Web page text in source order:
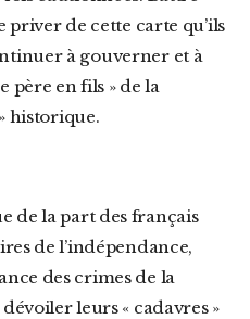
priver de cette carte qu’ils
à gouverner et à
père en fils » de la
historique.
de l’indépendance,
des crimes de la
leurs « cadavres »